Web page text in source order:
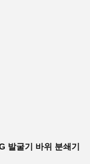
발굴기 바위 분쇄기